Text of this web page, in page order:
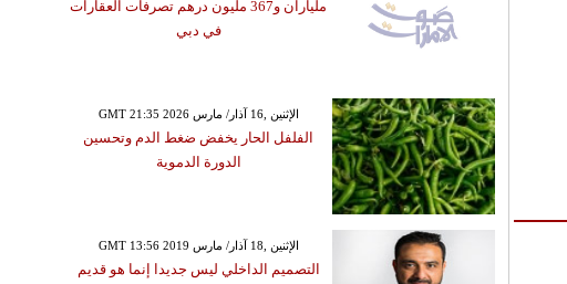
ملياران و367 مليون درهم تصرفات العقارات
في دبي
GMT 21:35 2026 الإثنين ,16 آذار/ مارس
الفلفل الحار يخفض ضغط الدم وتحسين
الدورة الدموية
GMT 13:56 2019 الإثنين ,18 آذار/ مارس
التصميم الداخلي ليس جديدا إنما هو قديم